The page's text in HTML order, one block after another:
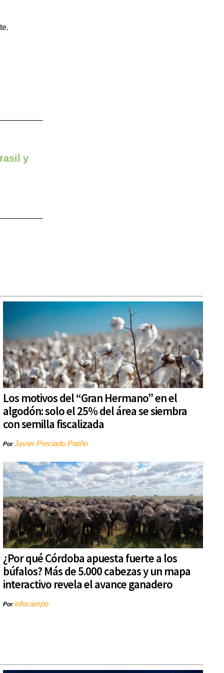
y
Los motivos del “Gran Hermano” en el
algodón: solo el 25% del área se siembra
con semilla fiscalizada
PorJavier Preciado Patiño
¿Por qué Córdoba apuesta fuerte a los
búfalos? Más de 5.000 cabezas y un mapa
interactivo revela el avance ganadero
Porinfocampo